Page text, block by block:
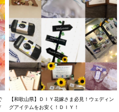
【和歌山県】ＤＩＹ花嫁さま必見！ウェディン
グアイテムをお安く！ＤＩＹ！